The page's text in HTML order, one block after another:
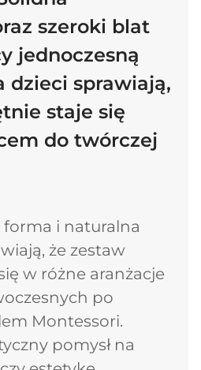
szeroki blat
jednoczesną
dzieci sprawiają,
staje się
do twórczej
i naturalna
że zestaw
w różne aranżacje
po
Montessori.
pomysł na